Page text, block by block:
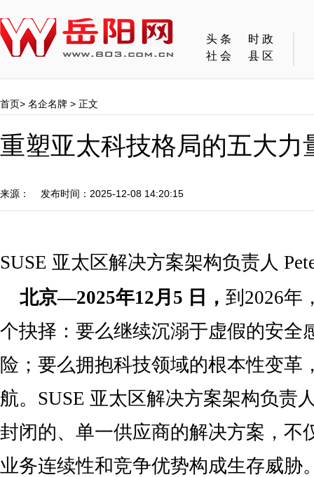
头条
时政
社会
县区
首页> 名企名牌 > 正文
重塑亚太科技格局的五大
来源： 发布时间：2025-12-08 14:20:15
SUSE 亚太区解决方案架构负责人
北京—2025年12月 5 日 ， 到2026年
个抉择：要么继续沉溺于虚假的安全
险；要么拥抱科技领域的根本性变革
航。SUSE 亚太区解决方案架构负责
封闭的、单一供应商的解决方案，不
业务连续性和竞争优势构成生存威胁